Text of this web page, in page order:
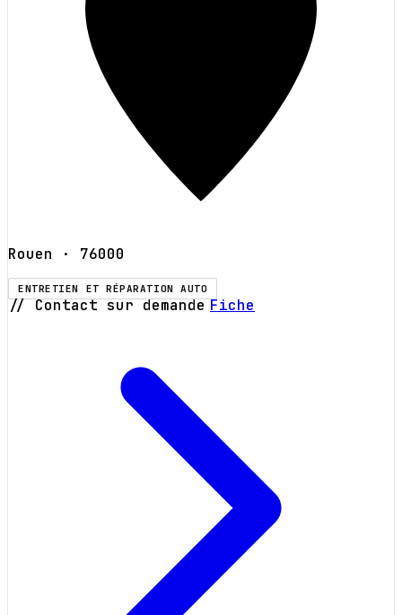
Rouen · 76000
ENTRETIEN ET RÉPARATION AUTO
// Contact sur demande Fiche